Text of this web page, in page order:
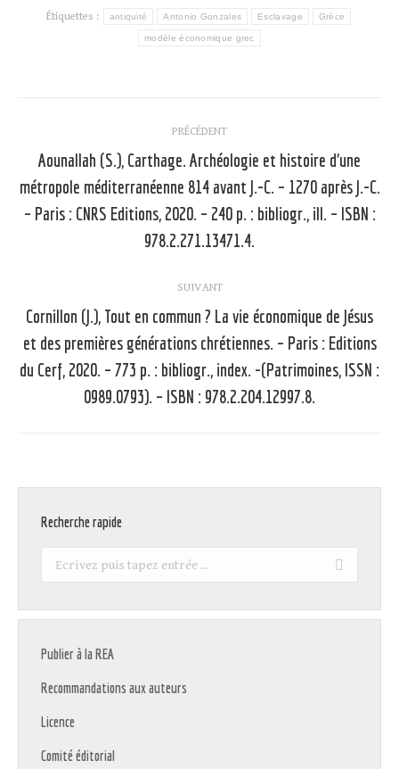
Étiquettes : antiquité Antonio Gonzales Esclavage Grèce
modèle économique grec
article
PRÉCÉDENT
Article
précédent
:
Aounallah (S.), Carthage. Archéologie et histoire d’une
métropole méditerranéenne 814 avant J.-C. – 1270 après J.-C.
– Paris : CNRS Editions, 2020. – 240 p. : bibliogr., ill. – ISBN :
978.2.271.13471.4.
SUIVANT
Article
suivant
:
Cornillon (J.), Tout en commun ? La vie économique de Jésus
et des premières générations chrétiennes. – Paris : Editions
du Cerf, 2020. – 773 p. : bibliogr., index. -(Patrimoines, ISSN :
0989.0793). – ISBN : 978.2.204.12997.8.
Recherche rapide
Recherche
Publier à la REA
Recommandations aux auteurs
Licence
Comité éditorial